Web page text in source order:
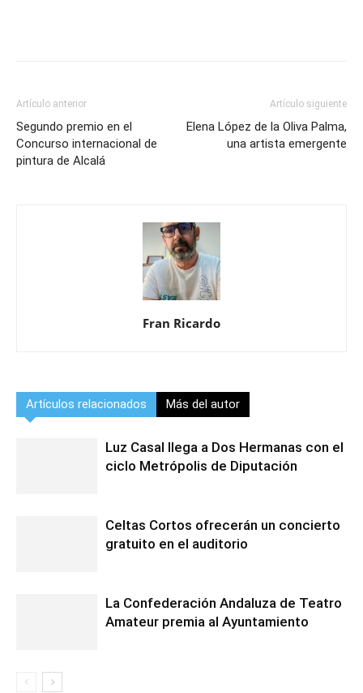
Artículo anterior
Segundo premio en el
Concurso internacional de
pintura de Alcalá
Artículo siguiente
Elena López de la Oliva Palma,
una artista emergente
Fran Ricardo
Artículos relacionados Más del autor
Luz Casal llega a Dos Hermanas con el
ciclo Metrópolis de Diputación
Celtas Cortos ofrecerán un concierto
gratuito en el auditorio
La Confederación Andaluza de Teatro
Amateur premia al Ayuntamiento